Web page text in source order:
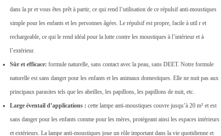
dans la pr et vous êtes prêt à partir, ce qui rend l’utilisation de ce répulsif anti-moustiques
simple pour les enfants et les personnes âgées. Le répulsif est propre, facile à util r et
rechargeable, ce qui le rend idéal pour la lutte contre les moustiques à l’intérieur et à
l’extérieur.
Sûr et efficace: formule naturelle, sans contact avec la peau, sans DEET. Notre formule
naturelle est sans danger pour les enfants et les animaux domestiques. Elle ne nuit pas aux
principaux parasites tels que les abeilles, les papillons, les papillons de nuit, etc.
Large éventail d’applications : cette lampe anti-moustiques couvre jusqu’à 20 m² et est
sans danger pour les enfants comme pour les mères, protégeant ainsi les espaces intérieurs
et extérieurs. La lampe anti-moustiques joue un rôle important dans la vie quotidienne et